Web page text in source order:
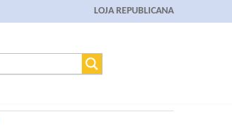
LOJA REPUBLICANA